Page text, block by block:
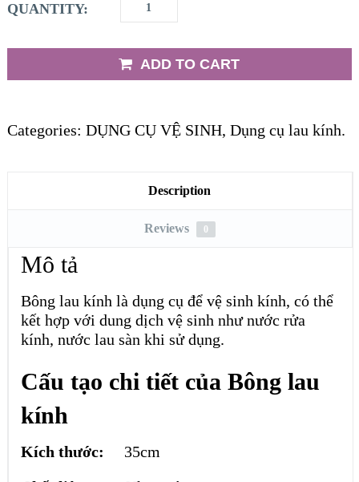
QUANTITY:
ADD TO CART
Categories: DỤNG CỤ VỆ SINH, Dụng cụ lau kính.
Description
Reviews 0
Mô tả
Bông lau kính là dụng cụ để vệ sinh kính, có thể
kết hợp với dung dịch vệ sinh như nước rửa
kính, nước lau sàn khi sử dụng.
Cấu tạo chi tiết của Bông lau
kính
Kích thước:
35cm